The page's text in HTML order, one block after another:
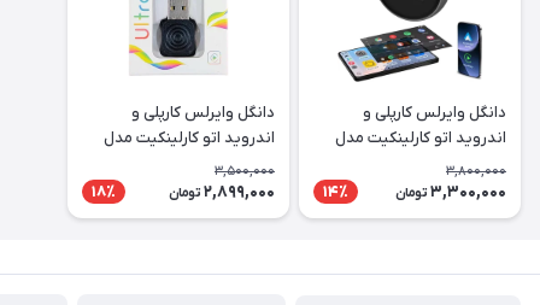
دانگل وایرلس کارپلی و
اندروید اتو کارلینکیت مدل
Carlinkit Mini Ultra3
3,800,000
3,300,000 تومان 14٪
دانگل وایرلس کارپلی و
اندروید اتو کارلینکیت مدل
Carlinkit Mini Ultra
3,500,000
2,899,000 تومان 18٪